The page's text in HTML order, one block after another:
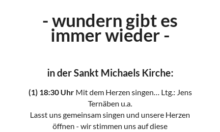
- wundern gibt es
immer wieder -
in der Sankt Michaels Kirche:
(1) 18:30 UhrMit dem Herzen singen… Ltg.: Jens
Ternäben u.a.
Lasst uns gemeinsam singen und unsere Herzen
öffnen - wir stimmen uns auf diese